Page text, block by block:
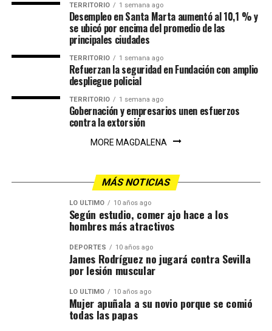
TERRITORIO 1 semana ago
Desempleo en Santa Marta aumentó al 10,1 % y
se ubicó por encima del promedio de las
principales ciudades
TERRITORIO 1 semana ago
Refuerzan la seguridad en Fundación con amplio
despliegue policial
TERRITORIO 1 semana ago
Gobernación y empresarios unen esfuerzos
contra la extorsión
MORE MAGDALENA
MÁS NOTICIAS
LO ÚLTIMO 10 años ago
Según estudio, comer ajo hace a los
hombres más atractivos
DEPORTES 10 años ago
James Rodríguez no jugará contra Sevilla
por lesión muscular
LO ÚLTIMO 10 años ago
Mujer apuñala a su novio porque se comió
todas las papas